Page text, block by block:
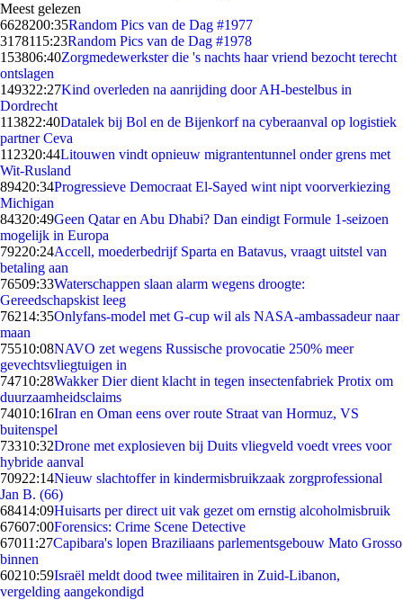
Meest gelezen
6628200:35Random Pics van de Dag #1977
3178115:23Random Pics van de Dag #1978
153806:40Zorgmedewerkster die 's nachts haar vriend bezocht terecht
ontslagen
149322:27Kind overleden na aanrijding door AH-bestelbus in
Dordrecht
113822:40Datalek bij Bol en de Bijenkorf na cyberaanval op logistiek
partner Ceva
112320:44Litouwen vindt opnieuw migrantentunnel onder grens met
Wit-Rusland
89420:34Progressieve Democraat El-Sayed wint nipt voorverkiezing
Michigan
84320:49Geen Qatar en Abu Dhabi? Dan eindigt Formule 1-seizoen
mogelijk in Europa
79220:24Accell, moederbedrijf Sparta en Batavus, vraagt uitstel van
betaling aan
76509:33Waterschappen slaan alarm wegens droogte:
Gereedschapskist leeg
76214:35Onlyfans-model met G-cup wil als NASA-ambassadeur naar
maan
75510:08NAVO zet wegens Russische provocatie 250% meer
gevechtsvliegtuigen in
74710:28Wakker Dier dient klacht in tegen insectenfabriek Protix om
duurzaamheidsclaims
74010:16Iran en Oman eens over route Straat van Hormuz, VS
buitenspel
73310:32Drone met explosieven bij Duits vliegveld voedt vrees voor
hybride aanval
70922:14Nieuw slachtoffer in kindermisbruikzaak zorgprofessional
Jan B. (66)
68414:09Huisarts per direct uit vak gezet om ernstig alcoholmisbruik
67607:00Forensics: Crime Scene Detective
67011:27Capibara's lopen Braziliaans parlementsgebouw Mato Grosso
binnen
60210:59Israël meldt dood twee militairen in Zuid-Libanon,
vergelding aangekondigd